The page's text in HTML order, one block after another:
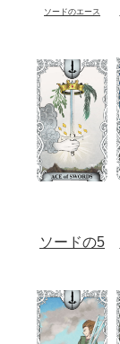
ソードのエース
ソードの5